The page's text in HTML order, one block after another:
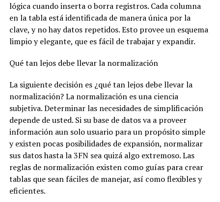
lógica cuando inserta o borra registros. Cada columna
en la tabla está identificada de manera única por la
clave, y no hay datos repetidos. Esto provee un esquema
limpio y elegante, que es fácil de trabajar y expandir.
Qué tan lejos debe llevar la normalización
La siguiente decisión es ¿qué tan lejos debe llevar la
normalización? La normalización es una ciencia
subjetiva. Determinar las necesidades de simplificación
depende de usted. Si su base de datos va a proveer
información aun solo usuario para un propósito simple
y existen pocas posibilidades de expansión, normalizar
sus datos hasta la 3FN sea quizá algo extremoso. Las
reglas de normalización existen como guías para crear
tablas que sean fáciles de manejar, así como flexibles y
eficientes.